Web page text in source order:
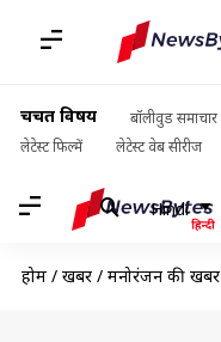
चर्चित विषय बॉलीवुड समाचार
लेटेस्ट फिल्में
लेटेस्ट वेब सीरीज
Hindi
होम / खबरें / मनोरंजन की खबरें